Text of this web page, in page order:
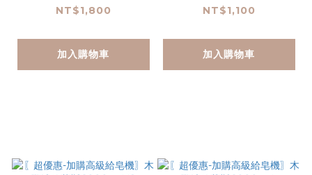
000 mL*3(贈高級給
NT$1,800
加入購物車
000 mL*2
NT$1,100
加入購物車